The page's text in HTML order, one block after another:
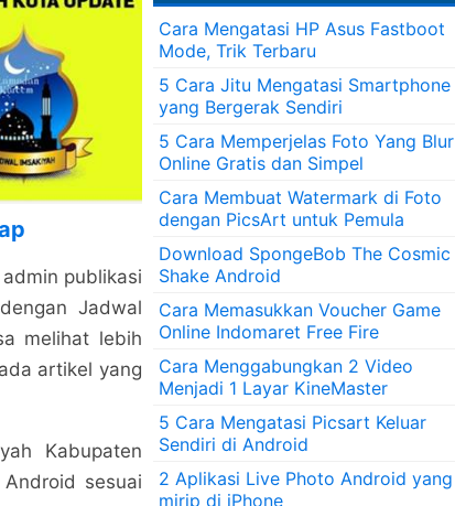
publikasi
Jadwal
melihat lebih
artikel yang
Kabupaten
sesuai
Cara Mengatasi HP Asus Fastboot
Mode, Trik Terbaru
5 Cara Jitu Mengatasi Smartphone
yang Bergerak Sendiri
5 Cara Memperjelas Foto Yang Blur
Online Gratis dan Simpel
Cara Membuat Watermark di Foto
dengan PicsArt untuk Pemula
Download SpongeBob The Cosmic
Shake Android
Cara Memasukkan Voucher Game
Online Indomaret Free Fire
Cara Menggabungkan 2 Video
Menjadi 1 Layar KineMaster
5 Cara Mengatasi Picsart Keluar
Sendiri di Android
2 Aplikasi Live Photo Android yang
mirip di iPhone